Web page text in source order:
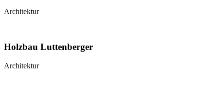
Architektur
Holzbau Luttenberger
Architektur